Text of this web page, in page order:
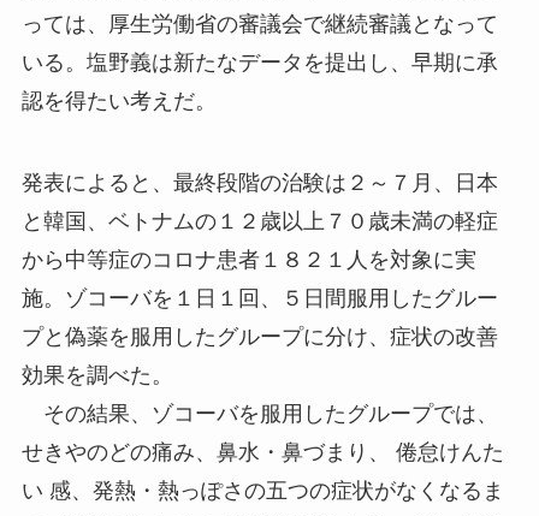
っては、厚生労働省の審議会で継続審議となって
いる。塩野義は新たなデータを提出し、早期に承
認を得たい考えだ。
発表によると、最終段階の治験は２～７月、日本
と韓国、ベトナムの１２歳以上７０歳未満の軽症
から中等症のコロナ患者１８２１人を対象に実
施。ゾコーバを１日１回、５日間服用したグルー
プと偽薬を服用したグループに分け、症状の改善
効果を調べた。
その結果、ゾコーバを服用したグループでは、
せきやのどの痛み、鼻水・鼻づまり、 倦怠けんた
い 感、発熱・熱っぽさの五つの症状がなくなるま